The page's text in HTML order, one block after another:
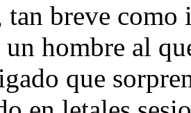
tan breve
hombre al
que